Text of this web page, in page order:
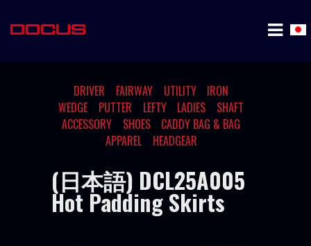
DRIVER FAIRWAY UTILITY
IRON
WEDGE
PUTTER LEFTY LADIES
SHAFT
ACCESSORY
SHOES
CADDY BAG & BAG
APPAREL
HEADGEAR
(日本語) DCL25A005
Hot Padding Skirts